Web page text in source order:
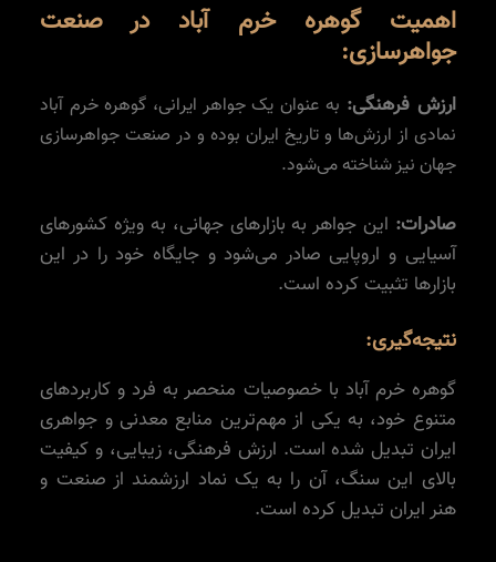
اهمیت گوهره خرم آباد در صنعت
جواهرسازی:
ارزش فرهنگی: به عنوان یک جواهر ایرانی، گوهره خرم آباد
نمادی از ارزش‌ها و تاریخ ایران بوده و در صنعت جواهرسازی
جهان نیز شناخته می‌شود.
صادرات: این جواهر به بازارهای جهانی، به ویژه کشورهای
آسیایی و اروپایی صادر می‌شود و جایگاه خود را در این
بازارها تثبیت کرده است.
نتیجه‌گیری:
گوهره خرم آباد با خصوصیات منحصر به فرد و کاربردهای
متنوع خود، به یکی از مهم‌ترین منابع معدنی و جواهری
ایران تبدیل شده است. ارزش فرهنگی، زیبایی، و کیفیت
بالای این سنگ، آن را به یک نماد ارزشمند از صنعت و
هنر ایران تبدیل کرده است.